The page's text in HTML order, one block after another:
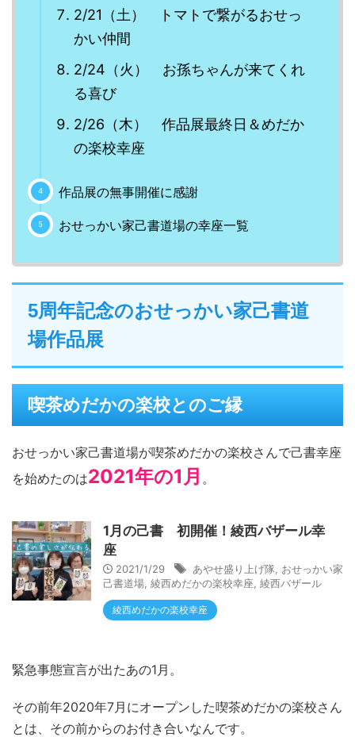
2/21（土） トマトで繋がるおせっ
かい仲間
2/24（火） お孫ちゃんが来てくれ
る喜び
2/26（木） 作品展最終日＆めだか
の楽校幸座
作品展の無事開催に感謝
おせっかい家己書道場の幸座一覧
5周年記念のおせっかい家己書道
場作品展
喫茶めだかの楽校とのご縁
おせっかい家己書道場が喫茶めだかの楽校さんで己書幸座
を始めたのは2021年の1月 。
1月の己書 初開催！綾西バザール幸
座
あやせ盛り上げ隊
おせっかい家
己書道場 綾西めだかの楽校幸座 綾西バザール
綾西めだかの楽校幸座
緊急事態宣言が出たあの1月。
その前年2020年7月にオープンした喫茶めだかの楽校さん
とは、その前からのお付き合いなんです。